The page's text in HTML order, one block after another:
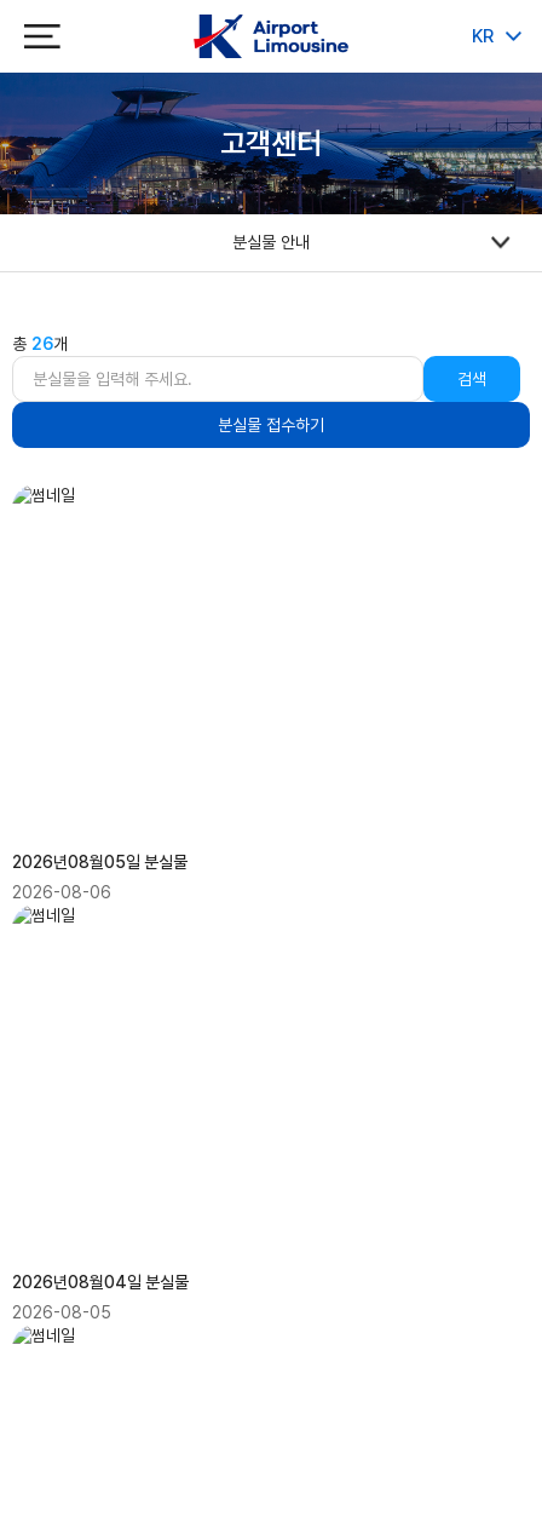
KR
JP
CH
EN
고객센터
분실물 안내
총 26개
검색
분실물 접수하기
2026년08월05일 분실물
2026-08-06
2026년08월04일 분실물
2026-08-05